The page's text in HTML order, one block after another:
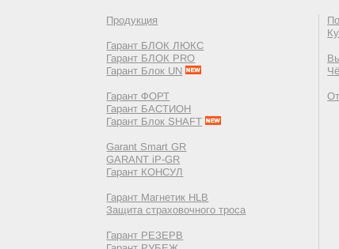
Продукция
Гарант БЛОК ЛЮКС
Гарант БЛОК PRO
Гарант Блок UN
Гарант ФОРТ
Гарант БАСТИОН
Гарант Блок SHAFT
Garant Smart GR
GARANT iP-GR
Гарант КОНСУЛ
Гарант Магнетик HLB
Защита страховочного троса
Гарант РЕЗЕРВ